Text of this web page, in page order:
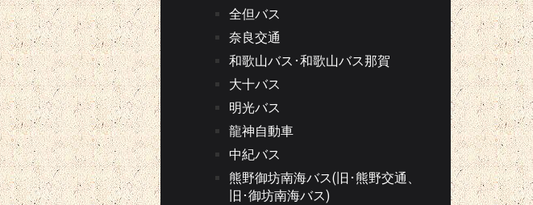
全但バス
奈良交通
和歌山バス･和歌山バス那賀
大十バス
明光バス
龍神自動車
中紀バス
熊野御坊南海バス(旧･熊野交通、
旧･御坊南海バス)